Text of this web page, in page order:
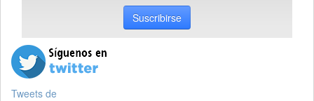
Suscribirse
Tweets de